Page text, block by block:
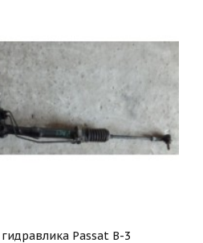
Passat B-3